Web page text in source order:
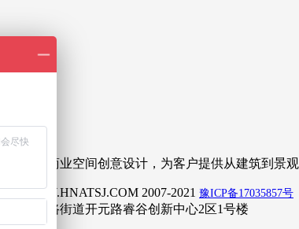
餐饮等商业空间创意设计，为客户提供从建筑到景
WWW.HNATSJ.COM 2007-2021 豫ICP备17035857号
道迎宾路街道开元路睿谷创新中心2区1号楼